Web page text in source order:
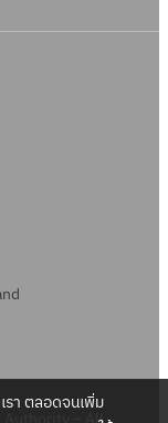
รา ตลอดจนเพิ่ม